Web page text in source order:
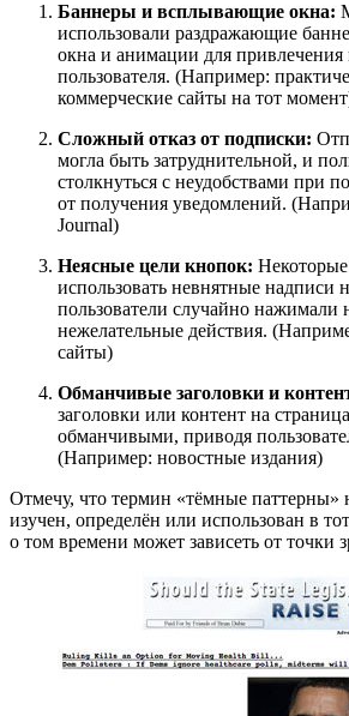
Баннеры и всплывающие окна:
использовали раздражающие
окна и анимации для
пользователя. (Например:
коммерческие сайты на тот
Сложный отказ от подписки:
могла быть затруднительной, и
столкнуться с неудобствами при
от получения уведомлений.
Journal)
Неясные цели кнопок:
использовать невнятные надписи
пользователи случайно нажимали
нежелательные действия.
сайты)
Обманчивые заголовки и
заголовки или контент на
обманчивыми, приводя
(Например: новостные издания)
Отмечу, что термин «тёмные
изучен, определён или использован в
о том времени может зависеть от точки